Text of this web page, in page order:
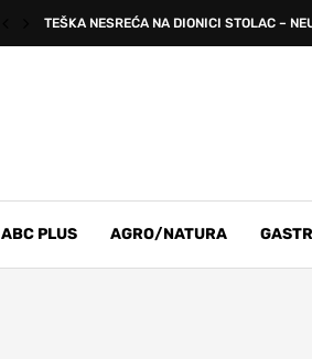
TEŠKA NESREĆA NA DIONICI STOLAC –
ABC PLUS AGRO/NATURA